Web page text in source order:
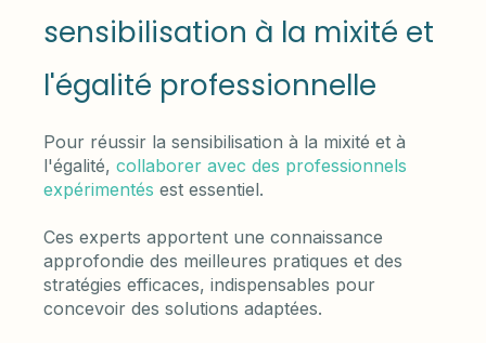
sensibilisation à la mixité et
l'égalité professionnelle
Pour réussir la sensibilisation à la mixité et à
l'égalité, collaborer avec des professionnels
expérimentés est essentiel.
Ces experts apportent une connaissance
approfondie des meilleures pratiques et des
stratégies efficaces, indispensables pour
concevoir des solutions adaptées.